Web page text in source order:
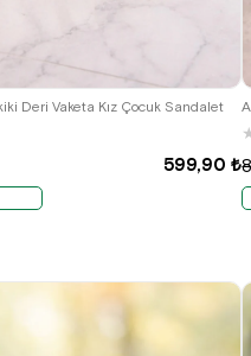
Deri Vaketa Kız Çocuk Sandalet
599,90 ₺
24 25